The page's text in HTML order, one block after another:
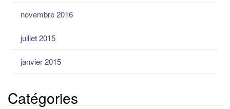
novembre 2016
juillet 2015
janvier 2015
Catégories